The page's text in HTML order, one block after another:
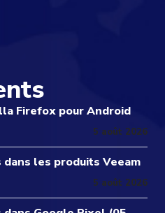
Firefox pour Android
5 août 2026
les produits Veeam
5 août 2026